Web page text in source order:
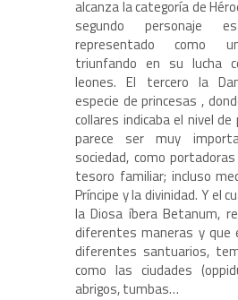
alcanza la categoría de
segundo personaje
representado como
triunfando en su lucha
leones. El tercero la
especie de princesas ,
collares indicaba el nivel de
parece ser muy
sociedad, como
tesoro familiar; incluso
Príncipe y la divinidad. Y el
la Diosa íbera Betanum,
diferentes maneras y que
diferentes santuarios,
como las ciudades
abrigos, tumbas…